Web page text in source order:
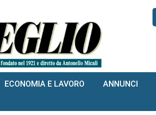
ECONOMIA E LAVORO ANNUNCI